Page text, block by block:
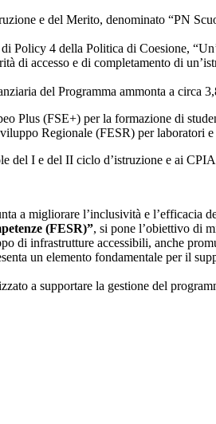
e del Merito, denominato “PN
Policy 4 della Politica di Coesione,
di accesso e di completamento di
del Programma ammonta a circa
Plus (FSE+) per la formazione di
Regionale (FESR) per laboratori
del I e del II ciclo d’istruzione e ai
a migliorare l’inclusività e l’efficacia
(FESR)”, si pone l’obiettivo di
di infrastrutture accessibili, anche
un elemento fondamentale per il
a supportare la gestione del